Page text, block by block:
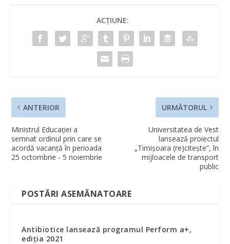
ACȚIUNE:
ANTERIOR
Ministrul Educaţiei a
semnat ordinul prin care se
acordă vacanţă în perioada
25 octombrie - 5 noiembrie
URMĂTORUL
Universitatea de Vest
lansează proiectul
„Timişoara (re)citeşte”, în
mijloacele de transport
public
POSTĂRI ASEMĂNATOARE
Antibiotice lansează programul Perform a+,
ediția 2021